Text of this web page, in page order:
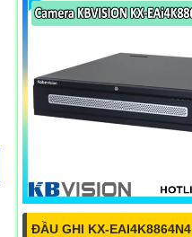
ĐẦU GHI KX-EAI4K8864N4